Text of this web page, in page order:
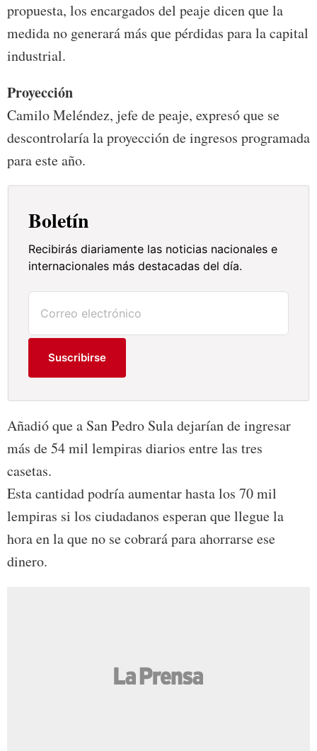
propuesta, los encargados del peaje dicen que la
medida no generará más que pérdidas para la capital
industrial.
Proyección
Camilo Meléndez, jefe de peaje, expresó que se
descontrolaría la proyección de ingresos programada
para este año.
Boletín
Recibirás diariamente las noticias nacionales e
internacionales más destacadas del día.
Suscribirse
Añadió que a San Pedro Sula dejarían de ingresar
más de 54 mil lempiras diarios entre las tres
casetas.
Esta cantidad podría aumentar hasta los 70 mil
lempiras si los ciudadanos esperan que llegue la
hora en la que no se cobrará para ahorrarse ese
dinero.